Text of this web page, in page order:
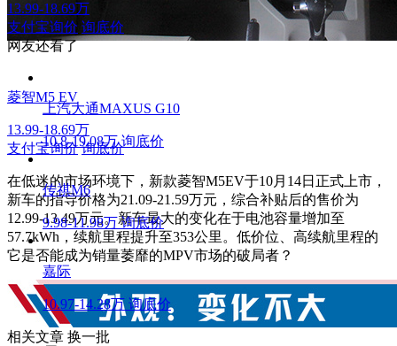
菱智M5 EV
13.99-18.69万
支付宝询价 询底价
在低迷的市场环境下，新款菱智M5EV于10月14日正式上市，
新车的指导价格为21.09-21.59万元，综合补贴后的售价为
12.99-13.49万元。新车最大的变化在于电池容量增加至
57.7kWh，续航里程提升至353公里。低价位、高续航里程的
它是否能成为销量萎靡的MPV市场的破局者？
13.99-18.69万
支付宝询价 询底价
网友还看了
上汽大通MAXUS G10
10.8-19.08万 询底价
传祺M6
9.98-11.98万 询底价
嘉际
10.97-14.28万 询底价
相关文章 换一批